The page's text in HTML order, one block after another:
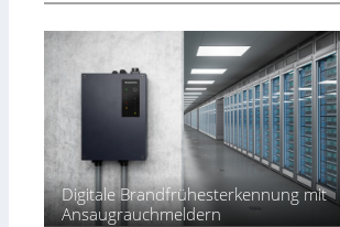
Digitale Brandfrühesterkennung mit
Ansaugrauchmeldern